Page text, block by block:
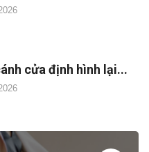
cửa định hình lại...